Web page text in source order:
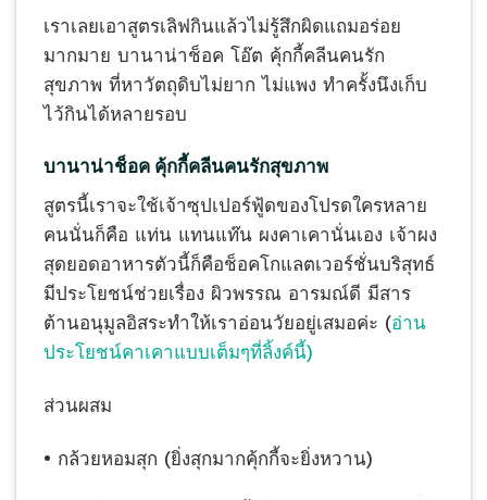
เราเลยเอาสูตรเลิฟกินแล้วไม่รู้สึกผิดแถมอร่อย
มากมาย บานาน่าช็อค โอ๊ต คุ้กกี้คลีนคนรัก
สุขภาพ ที่หาวัตถุดิบไม่ยาก ไม่แพง ทำครั้งนึงเก็บ
ไว้กินได้หลายรอบ
บานาน่าช็อค คุ้กกี้คลีนคนรักสุขภาพ
สูตรนี้เราจะใช้เจ้าซุปเปอร์ฟู้ดของโปรดใครหลาย
คนนั่นก็คือ แท่น แทนแท๊น ผงคาเคานั่นเอง เจ้าผง
สุดยอดอาหารตัวนี้ก็คือช็อคโกแลตเวอร์ชั่นบริสุทธ์
มีประโยชน์ช่วยเรื่อง ผิวพรรณ อารมณ์ดี มีสาร
ต้านอนุมูลอิสระทำให้เราอ่อนวัยอยู่เสมอค่ะ (อ่าน
ประโยชน์คาเคาแบบเต็มๆที่ลิ้งค์นี้)
ส่วนผสม
• กล้วยหอมสุก (ยิ่งสุกมากคุ้กกี้จะยิ่งหวาน)